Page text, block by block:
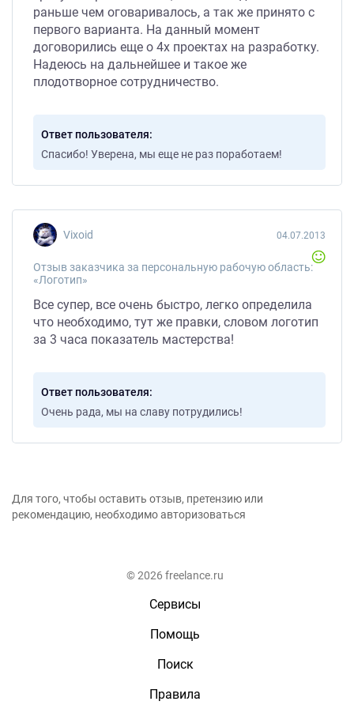
раньше чем оговаривалось, а так же принято с
первого варианта. На данный момент
договорились еще о 4х проектах на разработку.
Надеюсь на дальнейшее и такое же
плодотворное сотрудничество.
Ответ пользователя
Спасибо! Уверена, мы еще не раз поработаем!
vixoid
Отзыв заказчика за персональную рабочую область:
«Логотип»
04.07.2013
Все супер, все очень быстро, легко определила
что необходимо, тут же правки, словом логотип
за 3 часа показатель мастерства!
Ответ пользователя
Очень рада, мы на славу потрудились!
Для того, чтобы оставить отзыв, претензию или
рекомендацию, необходимо авторизоваться
© 2026 freelance.ru
Сервисы
Помощь
Поиск
Правила